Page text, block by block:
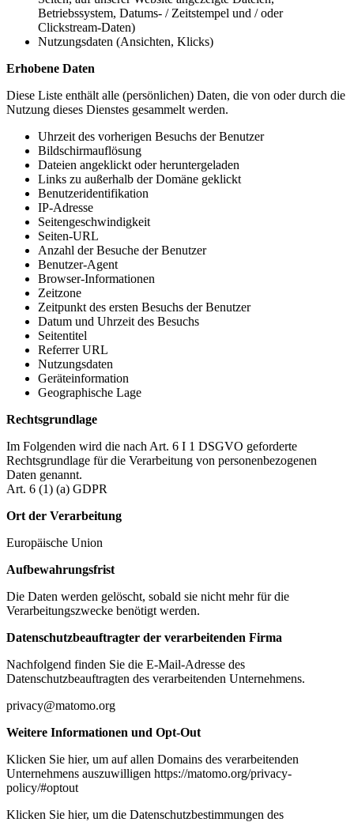
Betriebssystem, Datums- / Zeitstempel und / oder
Clickstream-Daten)
Nutzungsdaten (Ansichten, Klicks)
Erhobene Daten
Diese Liste enthält alle (persönlichen) Daten, die von oder durch die
Nutzung dieses Dienstes gesammelt werden.
Uhrzeit des vorherigen Besuchs der Benutzer
Bildschirmauflösung
Dateien angeklickt oder heruntergeladen
Links zu außerhalb der Domäne geklickt
Benutzeridentifikation
IP-Adresse
Seitengeschwindigkeit
Seiten-URL
Anzahl der Besuche der Benutzer
Benutzer-Agent
Browser-Informationen
Zeitzone
Zeitpunkt des ersten Besuchs der Benutzer
Datum und Uhrzeit des Besuchs
Seitentitel
Referrer URL
Nutzungsdaten
Geräteinformation
Geographische Lage
Rechtsgrundlage
Im Folgenden wird die nach Art. 6 I 1 DSGVO geforderte
Rechtsgrundlage für die Verarbeitung von personenbezogenen
Daten genannt.
Art. 6 (1) (a) GDPR
Ort der Verarbeitung
Europäische Union
Aufbewahrungsfrist
Die Daten werden gelöscht, sobald sie nicht mehr für die
Verarbeitungszwecke benötigt werden.
Datenschutzbeauftragter der verarbeitenden Firma
Nachfolgend finden Sie die E-Mail-Adresse des
Datenschutzbeauftragten des verarbeitenden Unternehmens.
privacy@matomo.org
Weitere Informationen und Opt-Out
Klicken Sie hier, um auf allen Domains des verarbeitenden
Unternehmens auszuwilligen https://matomo.org/privacy-
policy/#optout
Klicken Sie hier, um die Datenschutzbestimmungen des